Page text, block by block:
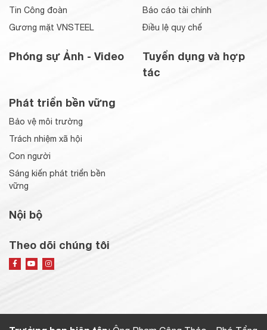
Tin Công đoàn
Gương mặt VNSTEEL
Phóng sự Ảnh - Video
Báo cáo tài chính
Điều lệ quy chế
Tuyển dụng và hợp
tác
Phát triển bền vững
Bảo vệ môi trường
Trách nhiệm xã hội
Con người
Sáng kiến phát triển bền
vững
Nội bộ
Theo dõi chúng tôi